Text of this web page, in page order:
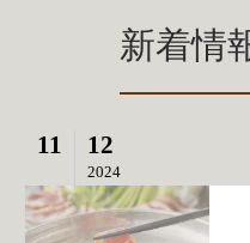
新着情
11 12
2024